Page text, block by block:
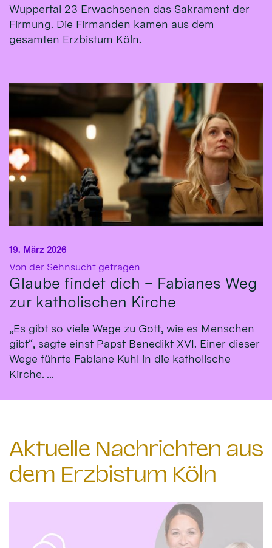
Wuppertal 23 Erwachsenen das Sakrament der
Firmung. Die Firmanden kamen aus dem
gesamten Erzbistum Köln.
Von der Sehnsucht getragen
Glaube findet dich – Fabianes Weg
zur katholischen Kirche
19. März 2026
„Es gibt so viele Wege zu Gott, wie es Menschen
gibt“, sagte einst Papst Benedikt XVI. Einer dieser
Wege führte Fabiane Kuhl in die katholische
Kirche. ...
Aktuelle Nachrichten aus
dem Erzbistum Köln